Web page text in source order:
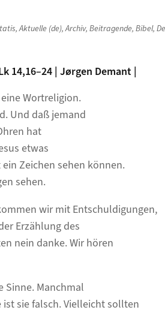
,Aktuelle (de),Archiv, Beitragende, Bibel,
14,16–24 | Jørgen Demant |
Wortreligion.
Und daß jemand
hat
etwas
Zeichen sehen können.
sehen.
wir mit Entschuldigungen,
Erzählung des
nein danke. Wir hören
Sinne. Manchmal
sie falsch. Vielleicht sollten